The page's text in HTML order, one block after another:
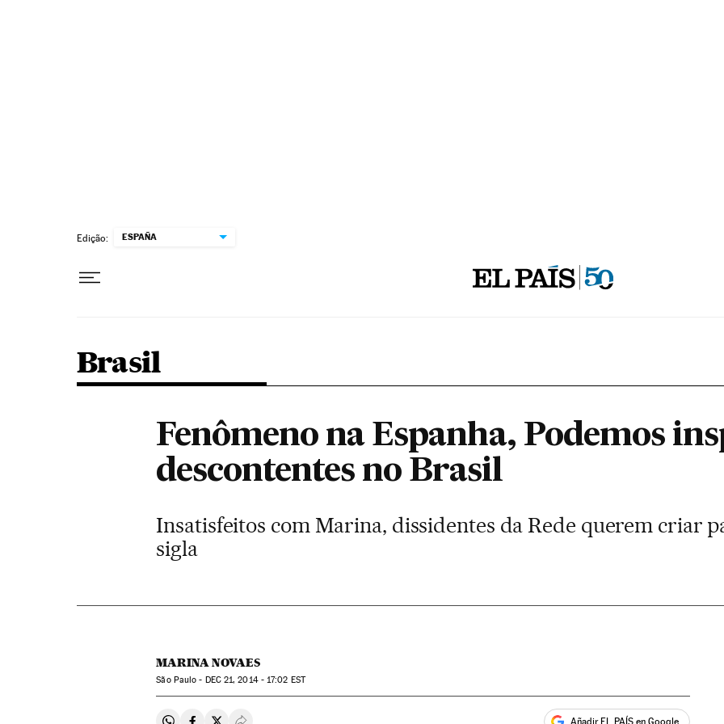
Edição: ESPAÑA
Brasil
Fenômeno na Espanha, Podemos
descontentes no Brasil
Insatisfeitos com Marina, dissidentes da Rede querem criar
sigla
MARINA NOVAES
São Paulo - DEC21, 2014 - 17:02 EST
Añadir EL PAÍS en Google